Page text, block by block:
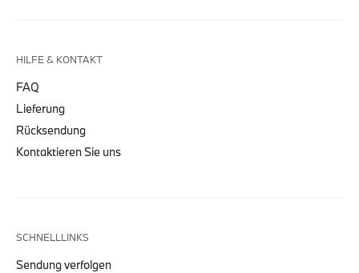
HILFE & KONTAKT
FAQ
Lieferung
Rücksendung
Kontaktieren Sie uns
SCHNELLLINKS
Sendung verfolgen